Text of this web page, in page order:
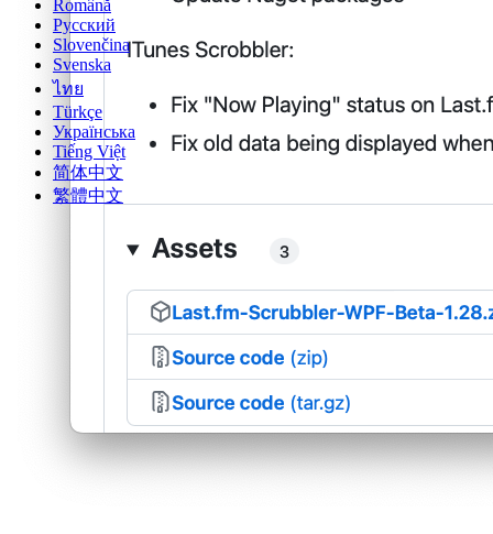
Română
Русский
Slovenčina
Svenska
ไทย
Türkçe
Українська
Tiếng Việt
简体中文
繁體中文